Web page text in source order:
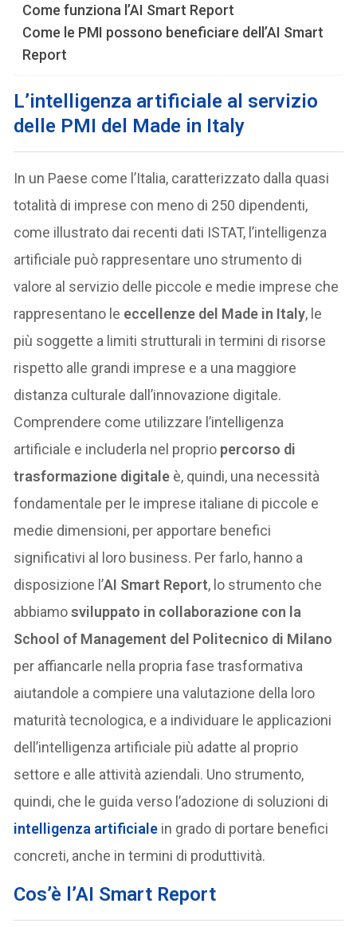
Come funziona l’AI Smart Report
Come le PMI possono beneficiare dell’AI Smart
Report
L’intelligenza artificiale al servizio
delle PMI del Made in Italy
In un Paese come l’Italia, caratterizzato dalla quasi
totalità di imprese con meno di 250 dipendenti,
come illustrato dai recenti dati ISTAT, l’intelligenza
artificiale può rappresentare uno strumento di
valore al servizio delle piccole e medie imprese che
rappresentano le eccellenze del Made in Italy, le
più soggette a limiti strutturali in termini di risorse
rispetto alle grandi imprese e a una maggiore
distanza culturale dall’innovazione digitale.
Comprendere come utilizzare l’intelligenza
artificiale e includerla nel proprio percorso di
trasformazione digitale è, quindi, una necessità
fondamentale per le imprese italiane di piccole e
medie dimensioni, per apportare benefici
significativi al loro business. Per farlo, hanno a
disposizione l’AI Smart Report, lo strumento che
abbiamosviluppato in collaborazione con la
School of Management del Politecnico di Milano
per affiancarle nella propria fase trasformativa
aiutandole a compiere una valutazione della loro
maturità tecnologica, e a individuare le applicazioni
dell’intelligenza artificiale più adatte al proprio
settore e alle attività aziendali. Uno strumento,
quindi, che le guida verso l’adozione di soluzioni di
intelligenza artificiale in grado di portare benefici
concreti, anche in termini di produttività.
Cos’è l’AI Smart Report